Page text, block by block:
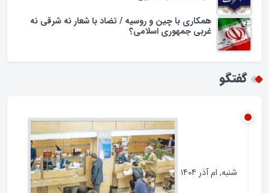
اسراف در مصرف سوخت در ایران؛ لزوم بازنگری در